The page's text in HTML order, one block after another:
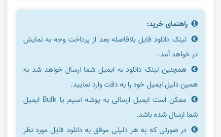
راهنمای خرید:
لینک دانلود فایل بلافاصله بعد از پرداخت وجه به نمایش
در خواهد آمد.
همچنین لینک دانلود به ایمیل شما ارسال خواهد شد به
همین دلیل ایمیل خود را به دقت وارد نمایید.
ممکن است ایمیل ارسالی به پوشه اسپم یا Bulk ایمیل
شما ارسال شده باشد.
در صورتی که به هر دلیلی موفق به دانلود فایل مورد نظر